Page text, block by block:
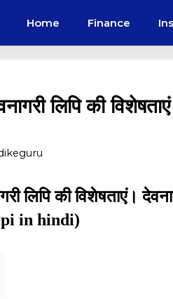
Home Finance
लिपि की
लिपि की विशेषताएं।
in hindi)